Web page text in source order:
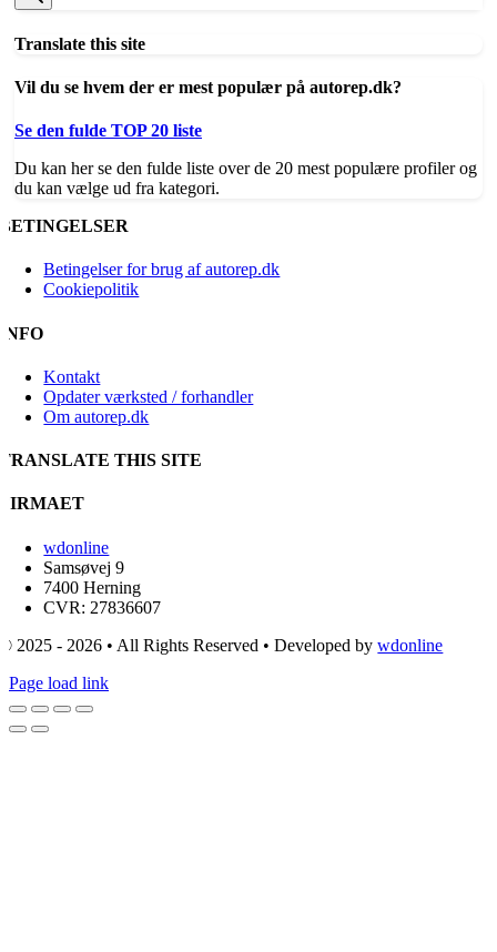
Translate this site
Vil du se hvem der er mest populær på autorep.dk?
Se den fulde TOP 20 liste
Du kan her se den fulde liste over de 20 mest populære profiler og
du kan vælge ud fra kategori.
BETINGELSER
Betingelser for brug af autorep.dk
Cookiepolitik
INFO
Kontakt
Opdater værksted / forhandler
Om autorep.dk
TRANSLATE THIS SITE
FIRMAET
wdonline
Samsøvej 9
7400 Herning
CVR: 27836607
© 2025 - 2026 • All Rights Reserved • Developed bywdonline
Page load link